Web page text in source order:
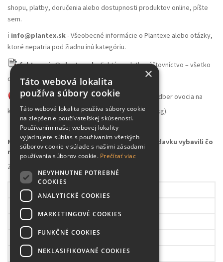
shopu, platby, doručenia alebo dostupnosti produktov online, píšte
sem.
ℹ️ info@plantex.sk- Všeobecné informácie o Plantexe alebo otázky,
ktoré nepatria pod žiadnu inú kategóriu.
fakturacia@plantex.sk- Faktúry, platby, účtovníctvo – všetko
ohľadom financií smerujte sem.
skladovocia@plantex.sk- Veľkoobchodný odber ovocia na
konzumáciu alebo spracovanie (množstvo nad 100kg).
Napíšte na správny e-mail, aby sme vašu požiadavku vybavili čo
najrýchlejšie
Záhradné centrum Plantex
Pondelok
Utorok
Streda
Štvrtok
Piatok
08.00 – 17.30h
×
Táto webová lokalita
používa súbory cookie
Táto webová lokalita používa súbory cookie
na zlepšenie používateľskej skúsenosti.
Používaním našej webovej lokality
vyjadrujete súhlas s používaním všetkých
súborov cookie v súlade s našimi zásadami
používania súborov cookie. Prečítať viac
NEVYHNUTNE POTREBNÉ
COOKIES
ANALYTICKÉ COOKIES
MARKETINGOVÉ COOKIES
FUNKČNÉ COOKIES
NEKLASIFIKOVANÉ COOKIES